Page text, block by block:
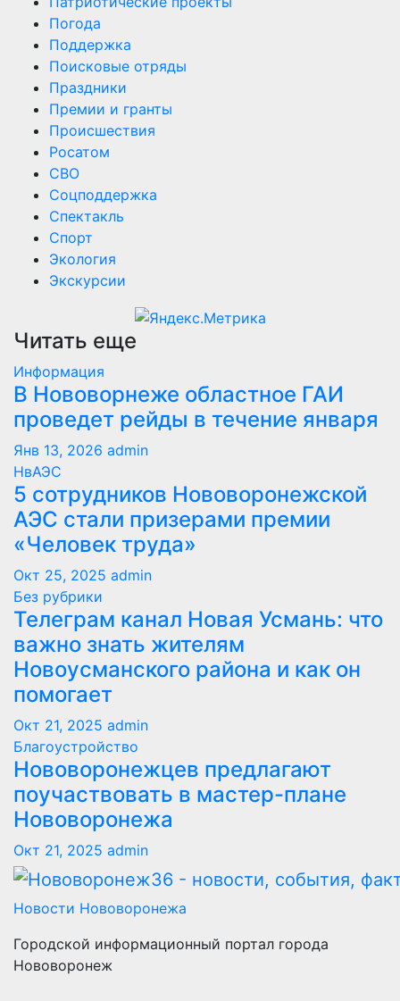
Погода
Поддержка
Поисковые отряды
Праздники
Премии и гранты
Происшествия
Росатом
СВО
Соцподдержка
Спектакль
Спорт
Экология
Экскурсии
Читать еще
Информация
В Нововорнеже областное ГАИ
проведет рейды в течение января
Янв 13, 2026 admin
НвАЭС
5 сотрудников Нововоронежской
АЭС стали призерами премии
«Человек труда»
Окт 25, 2025 admin
Без рубрики
Телеграм канал Новая Усмань: что
важно знать жителям
Новоусманского района и как он
помогает
Окт 21, 2025 admin
Благоустройство
Нововоронежцев предлагают
поучаствовать в мастер-плане
Нововоронежа
Окт 21, 2025 admin
Новости Нововоронежа
Городской информационный портал города
Нововоронеж